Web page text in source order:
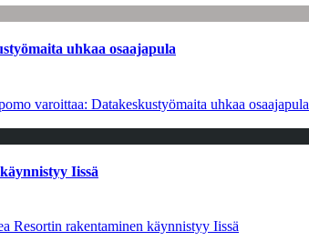
uhkaa osaajapula
varoittaa: Datakeskustyömaita uhkaa osaajapula
Iissä
Resortin rakentaminen käynnistyy Iissä